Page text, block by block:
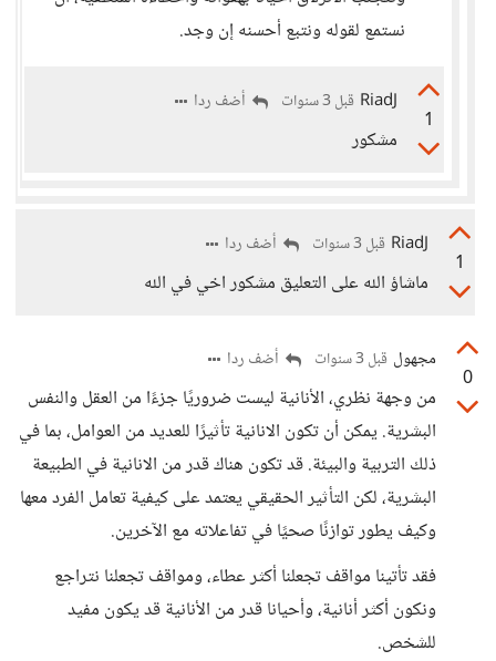
نستمع لقوله ونتبع أحسنه إن وجد.
1
RiadJ قبل 3 سنوات أضف ردا
مشكور
1
RiadJ قبل 3 سنوات أضف ردا
ماشاؤ الله على التعليق مشكور اخي في الله
0
مجهول قبل 3 سنوات أضف ردا
من وجهة نظري، الأنانية ليست ضروريًا جزءًا من العقل والنفس
البشرية. يمكن أن تكون الانانية تأثيرًا للعديد من العوامل، بما في
ذلك التربية والبيئة. قد تكون هناك قدر من الانانية في الطبيعة
البشرية، لكن التأثير الحقيقي يعتمد على كيفية تعامل الفرد معها
وكيف يطور توازنًا صحيًا في تفاعلاته مع الآخرين.
فقد تأتينا مواقف تجعلنا أكثر عطاء، ومواقف تجعلنا نتراجع
ونكون أكثر أنانية، وأحيانا قدر من الأنانية قد يكون مفيد
للشخص.